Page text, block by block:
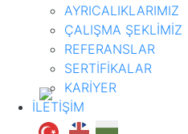
AYRICALIKLARIMIZ
ÇALIŞMA ŞEKLİMİZ
REFERANSLAR
SERTİFİKALAR
KARİYER
İLETİŞİM